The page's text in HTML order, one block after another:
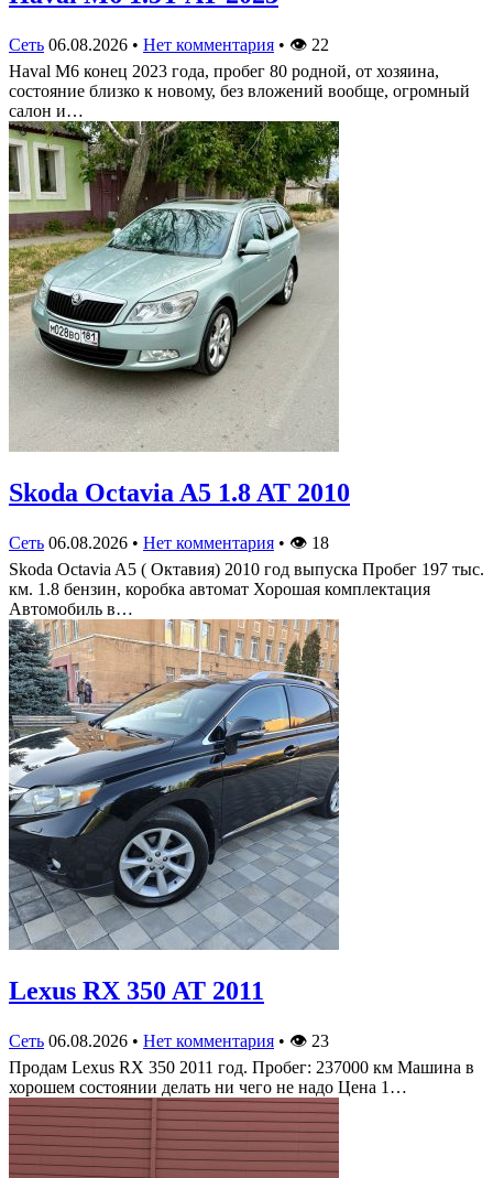
Сеть 06.08.2026 • Нет комментария • 👁 22
Haval M6 конец 2023 года, пробег 80 родной, от хозяина,
состояние близко к новому, без вложений вообще, огромный
салон и…
Skoda Octavia A5 1.8 AT 2010
Сеть 06.08.2026 • Нет комментария • 👁 18
Skoda Octavia A5 ( Октавия) 2010 год выпуска Пробег 197 тыс.
км. 1.8 бензин, коробка автомат Хорошая комплектация
Автомобиль в…
Lexus RX 350 AT 2011
Сеть 06.08.2026 • Нет комментария • 👁 23
Продам Lexus RX 350 2011 год. Пробег: 237000 км Машина в
хорошем состоянии делать ни чего не надо Цена 1…